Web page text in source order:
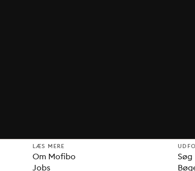
LÆS MERE
Om Mofibo
Jobs
Søg